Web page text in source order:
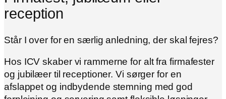
reception
Står I over for en særlig anledning, der skal fejres?
Hos ICV skaber vi rammerne for alt fra firmafester
og jubilæer til receptioner. Vi sørger for en
afslappet og indbydende stemning med god